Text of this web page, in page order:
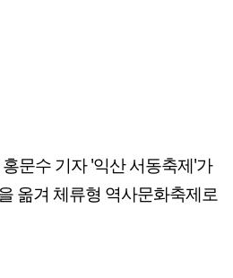
문수 기자 '익산 서동축제'가
옮겨 체류형 역사문화축제로